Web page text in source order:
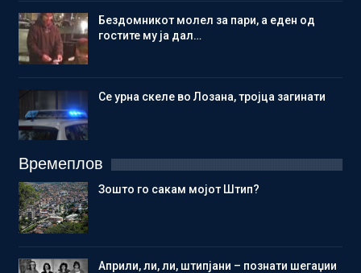
Бездомникот молел за пари, а еден од
гостите му ја дал…
Се урна скеле во Лозана, тројца загинати
Времеплов
Зошто го сакам мојот Штип?
Aприли, ли, ли, штипјани – познати шегаџии